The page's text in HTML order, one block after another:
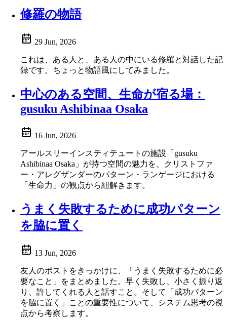
修羅の物語
29 Jun, 2026
これは、ある人と、ある人の中にいる修羅と対話した記
録です。ちょっと物語風にしてみました。
中心のある空間、生命が宿る場：
gusuku Ashibinaa Osaka
16 Jun, 2026
アールスリーインスティテュートの施設「gusuku
Ashibinaa Osaka」が持つ空間の魅力を、クリストファ
ー・アレグザンダーのパターン・ランゲージにおける
「生命力」の観点から紐解きます。
うまく失敗するために成功パターン
を脇に置く
13 Jun, 2026
友人のポストをきっかけに、「うまく失敗するために必
要なこと」をまとめました。早く失敗し、小さく振り返
り、許してくれる人と話すこと。そして「成功パターン
を脇に置く」ことの重要性について、システム思考の視
点から考察します。